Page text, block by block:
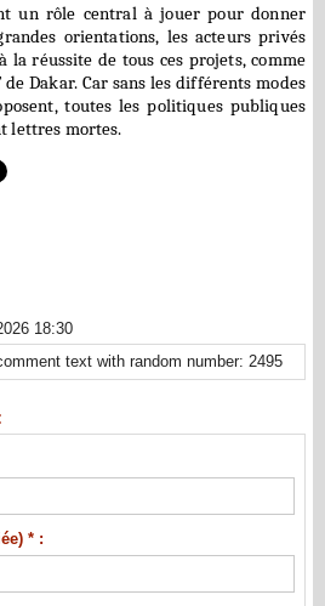
un rôle central à jouer pour donner
orientations, les acteurs privés
la réussite de tous ces projets, comme
Dakar. Car sans les différents modes
toutes les politiques publiques
lettres mortes.
18:30
text with random number: 2495
* :